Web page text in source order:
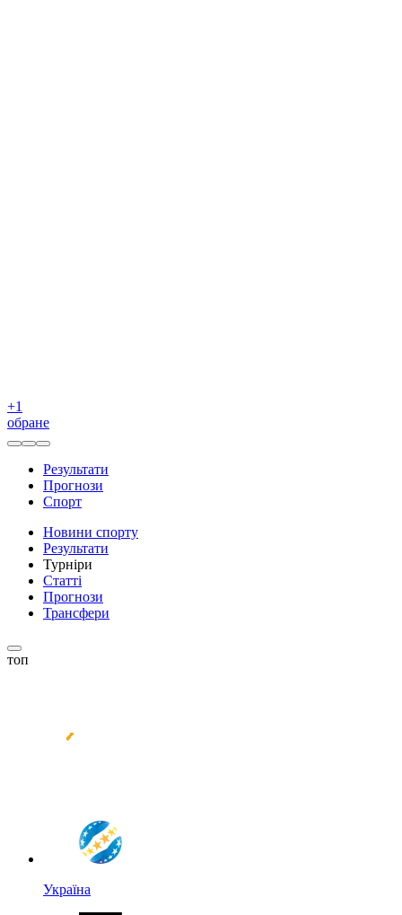
+1
обране
Результати
Прогнози
Спорт
Новини спорту
Результати
Турніри
Статті
Прогнози
Трансфери
топ
Україна